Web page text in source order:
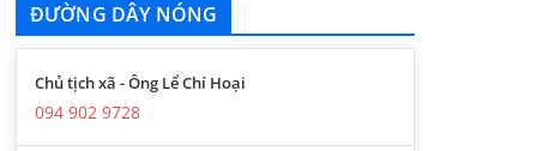
ĐƯỜNG DÂY NÓNG
Chủ tịch xã - Ông Lể Chí Hoại
094 902 9728